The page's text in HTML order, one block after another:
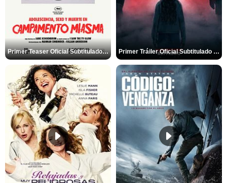
Primer Teaser Oficial Subtitulado de 'Adolescencia, Sexo y Muerte en Campamento Miasma' Primer Tráiler Oficial Subtitulado de 'La Noche Del Demonio: Están Entre Nosotros'